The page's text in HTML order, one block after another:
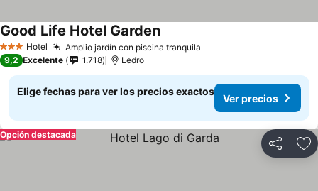
3 Estrellas
Hotel Amplio jardín con piscina tranquila
Good Life Hotel Garden
9,2 Excelente 1.718 Ledro
Elige fechas para ver los precios exactos
Ver precios
Compartir
Opción destacada